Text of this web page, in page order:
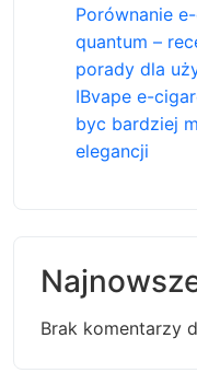
Porównanie
quantum –
porady dla
IBvape e-
byc bardziej
elegancji
Brak komentarzy